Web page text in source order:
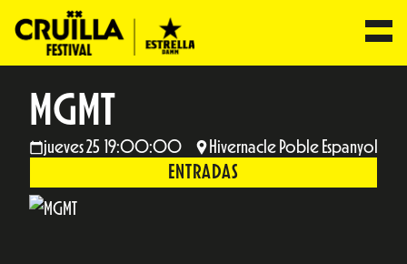
MGMT
jueves 25 19:00:00 Hivernacle Poble Espanyol
ENTRADAS